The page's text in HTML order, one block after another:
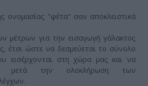
ονομασίας "φέτα" σαν αποκλειστικά
μέτρων για την εισαγωγή γάλακτος
έτσι ώστε να δεσμεύεται το σύνολο
εισέρχονται στη χώρα μας και να
μετά την ολοκλήρωση των